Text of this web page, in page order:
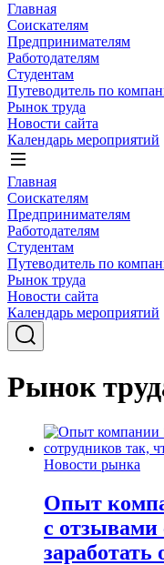
Главная
Соискателям
Предпринимателям
Работодателям
Студентам
Путеводитель по
Рынок труда
Новости сайта
Календарь мероприятий
Главная
Соискателям
Предпринимателям
Работодателям
Студентам
Путеводитель по
Рынок труда
Новости сайта
Календарь мероприятий
Рынок
Новости рынка
Опыт
с отзывами
заработать